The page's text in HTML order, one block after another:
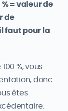
= valeur de
de
faut pour la
%, vous
donc
êtes